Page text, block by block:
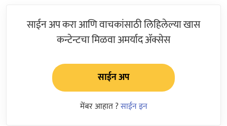
साईन अप करा आणि वाचकांसाठी लिहिलेल्या खास
कन्टेन्टचा मिळवा अमर्याद ॲक्सेस
साईन अप
मेंबर आहात ?साईन इन